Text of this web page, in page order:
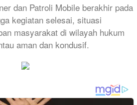
dan Patroli Mobile berakhir pada
kegiatan selesai, situasi
masyarakat di wilayah hukum
aman dan kondusif.